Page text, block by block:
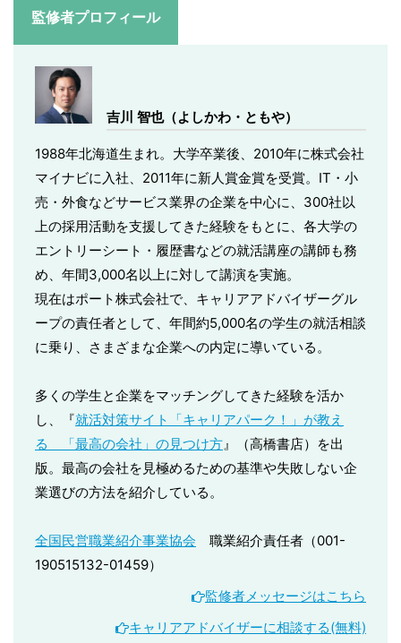
監修者プロフィール
吉川 智也（よしかわ・ともや）
1988年北海道生まれ。大学卒業後、2010年に株式会社
マイナビに入社、2011年に新人賞金賞を受賞。IT・小
売・外食などサービス業界の企業を中心に、300社以
上の採用活動を支援してきた経験をもとに、各大学の
エントリーシート・履歴書などの就活講座の講師も務
め、年間3,000名以上に対して講演を実施。
現在はポート株式会社で、キャリアアドバイザーグル
ープの責任者として、年間約5,000名の学生の就活相談
に乗り、さまざまな企業への内定に導いている。
多くの学生と企業をマッチングしてきた経験を活か
し、『就活対策サイト「キャリアパーク！」が教え
る 「最高の会社」の見つけ方 』（高橋書店）を出
版。最高の会社を見極めるための基準や失敗しない企
業選びの方法を紹介している。
全国民営職業紹介事業協会 職業紹介責任者（001-
190515132-01459）
監修者メッセージはこちら
キャリアアドバイザーに相談する(無料)